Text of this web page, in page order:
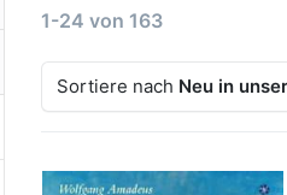
1-24 von 163
Sortiere nach Neu in